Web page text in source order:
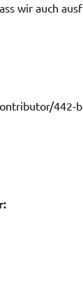
wir auch
442-